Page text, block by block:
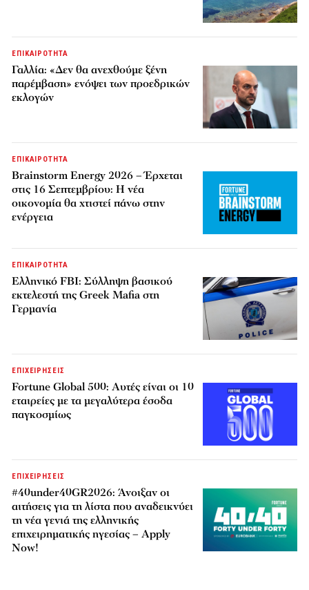
ΕΠΙΚΑΙΡΟΤΗΤΑ
Γαλλία: «Δεν θα ανεχθούμε ξένη
παρέμβαση» ενόψει των προεδρικών
εκλογών
ΕΠΙΚΑΙΡΟΤΗΤΑ
Brainstorm Energy 2026 – Έρχεται
στις 16 Σεπτεμβρίου: Η νέα
οικονομία θα χτιστεί πάνω στην
ενέργεια
ΕΠΙΚΑΙΡΟΤΗΤΑ
Ελληνικό FBI: Σύλληψη βασικού
εκτελεστή της Greek Mafia στη
Γερμανία
ΕΠΙΧΕΙΡΗΣΕΙΣ
Fortune Global 500: Αυτές είναι οι 10
εταιρείες με τα μεγαλύτερα έσοδα
παγκοσμίως
ΕΠΙΧΕΙΡΗΣΕΙΣ
#40under40GR2026: Άνοιξαν οι
αιτήσεις για τη λίστα που αναδεικνύει
τη νέα γενιά της ελληνικής
επιχειρηματικής ηγεσίας – Apply
Now!